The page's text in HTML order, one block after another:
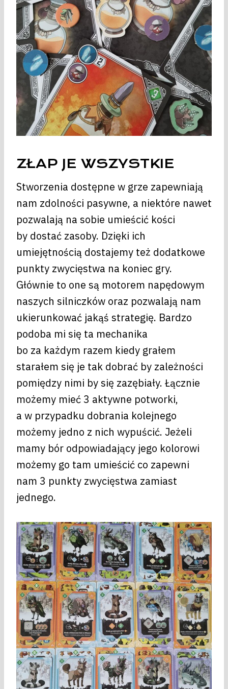
ZŁAP JE WSZYSTKIE
Stworzenia dostępne w grze zapewniają
nam zdolności pasywne, a niektóre nawet
pozwalają na sobie umieścić kości
by dostać zasoby. Dzięki ich
umiejętnością dostajemy też dodatkowe
punkty zwycięstwa na koniec gry.
Głównie to one są motorem napędowym
naszych silniczków oraz pozwalają nam
ukierunkować jakąś strategię. Bardzo
podoba mi się ta mechanika
bo za każdym razem kiedy grałem
starałem się je tak dobrać by zależności
pomiędzy nimi by się zazębiały. Łącznie
możemy mieć 3 aktywne potworki,
a w przypadku dobrania kolejnego
możemy jedno z nich wypuścić. Jeżeli
mamy bór odpowiadający jego kolorowi
możemy go tam umieścić co zapewni
nam 3 punkty zwycięstwa zamiast
jednego.